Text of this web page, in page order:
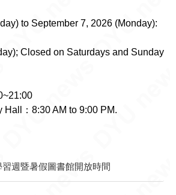
to September 7, 2026 (Monday):
Closed on Saturdays and Sunday
週暨暑假圖書館開放時間